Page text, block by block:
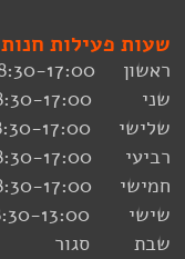
שעות פעילות חנות QUICKEY
ראשון 08:30-17:00
שני 08:30-17:00
שלישי 08:30-17:00
רביעי 08:30-17:00
חמישי 08:30-17:00
שישי 08:30-13:00
שבת סגור